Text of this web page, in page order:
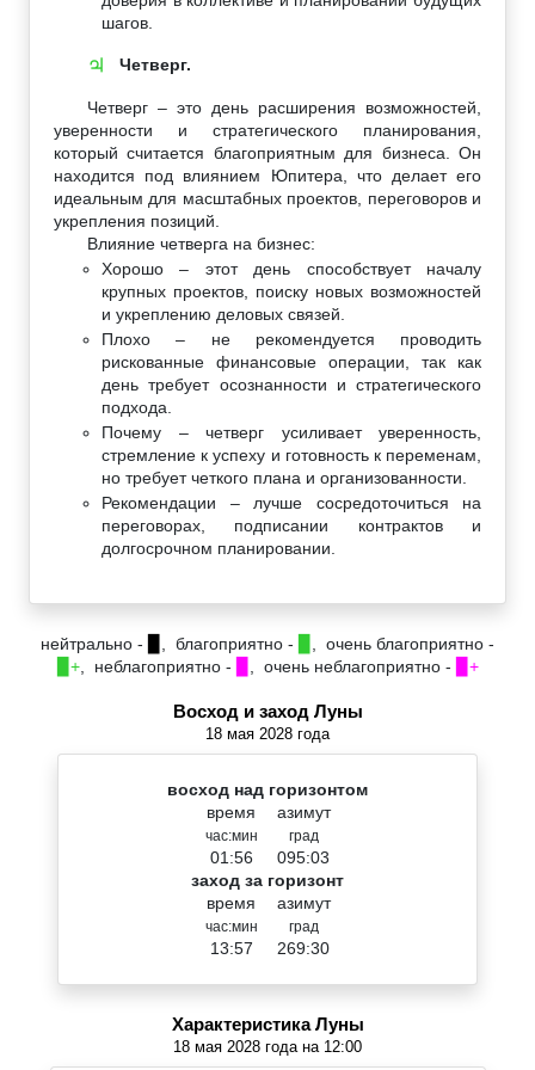
шагов.
♃ Четверг.
Четверг – это день расширения возможностей,
уверенности и стратегического планирования,
который считается благоприятным для бизнеса. Он
находится под влиянием Юпитера, что делает его
идеальным для масштабных проектов, переговоров и
укрепления позиций.
Влияние четверга на бизнес:
Хорошо – этот день способствует началу
крупных проектов, поиску новых возможностей
и укреплению деловых связей.
Плохо – не рекомендуется проводить
рискованные финансовые операции, так как
день требует осознанности и стратегического
подхода.
Почему – четверг усиливает уверенность,
стремление к успеху и готовность к переменам,
но требует четкого плана и организованности.
Рекомендации – лучше сосредоточиться на
переговорах, подписании контрактов и
долгосрочном планировании.
нейтрально - , благоприятно -
, очень благоприятно -
▉+, неблагоприятно - , очень неблагоприятно - ▉+
Восход и заход Луны
18 мая 2028 года
восход над горизонтом
время
час:мин
01:56
азимут
град
095:03
заход за горизонт
время
час:мин
13:57
азимут
град
269:30
Характеристика Луны
18 мая 2028 года на 12:00